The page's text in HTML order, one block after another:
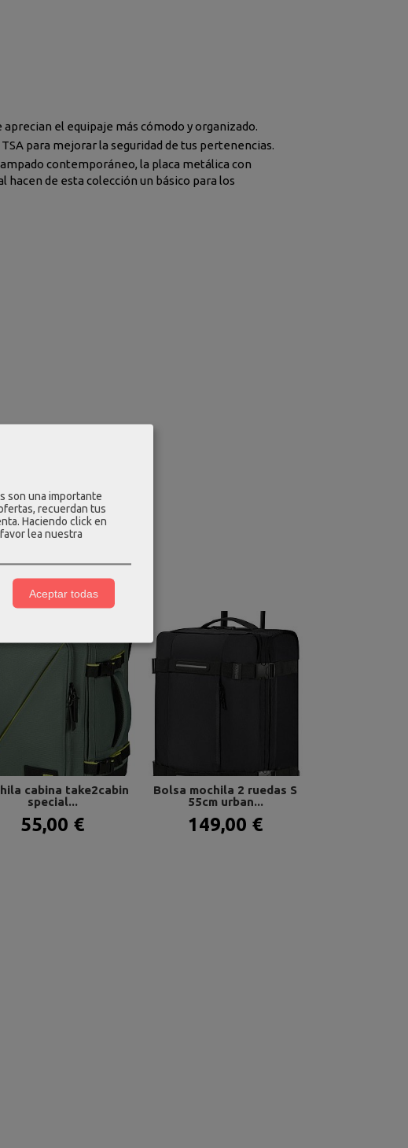
el equipaje más cómodo y organizado.
para mejorar la seguridad de tus pertenencias.
contemporáneo, la placa metálica con
de esta colección un básico para los
cabina take2cabin
special...
55,00 €
Bolsa mochila 2 ruedas S
55cm urban...
149,00 €
son una importante
recuerdan tus
Haciendo click en
lea nuestra
Aceptar todas